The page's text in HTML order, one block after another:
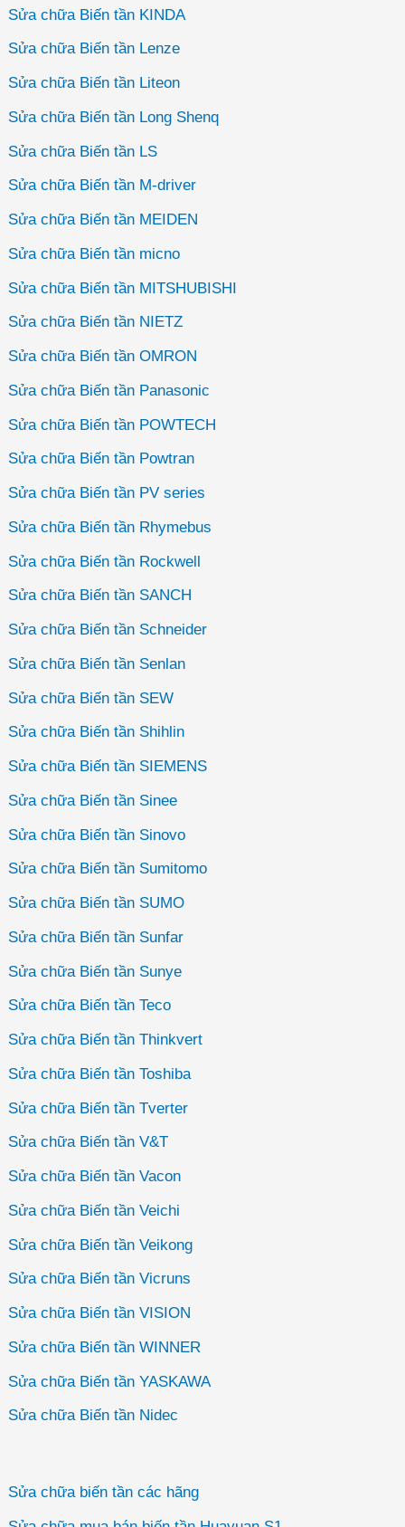
Sửa chữa Biến tần KINDA
Sửa chữa Biến tần Lenze
Sửa chữa Biến tần Liteon
Sửa chữa Biến tần Long Shenq
Sửa chữa Biến tần LS
Sửa chữa Biến tần M-driver
Sửa chữa Biến tần MEIDEN
Sửa chữa Biến tần micno
Sửa chữa Biến tần MITSHUBISHI
Sửa chữa Biến tần NIETZ
Sửa chữa Biến tần OMRON
Sửa chữa Biến tần Panasonic
Sửa chữa Biến tần POWTECH
Sửa chữa Biến tần Powtran
Sửa chữa Biến tần PV series
Sửa chữa Biến tần Rhymebus
Sửa chữa Biến tần Rockwell
Sửa chữa Biến tần SANCH
Sửa chữa Biến tần Schneider
Sửa chữa Biến tần Senlan
Sửa chữa Biến tần SEW
Sửa chữa Biến tần Shihlin
Sửa chữa Biến tần SIEMENS
Sửa chữa Biến tần Sinee
Sửa chữa Biến tần Sinovo
Sửa chữa Biến tần Sumitomo
Sửa chữa Biến tần SUMO
Sửa chữa Biến tần Sunfar
Sửa chữa Biến tần Sunye
Sửa chữa Biến tần Teco
Sửa chữa Biến tần Thinkvert
Sửa chữa Biến tần Toshiba
Sửa chữa Biến tần Tverter
Sửa chữa Biến tần V&T
Sửa chữa Biến tần Vacon
Sửa chữa Biến tần Veichi
Sửa chữa Biến tần Veikong
Sửa chữa Biến tần Vicruns
Sửa chữa Biến tần VISION
Sửa chữa Biến tần WINNER
Sửa chữa Biến tần YASKAWA
Sửa chữa Biến tần Nidec
Sửa chữa biến tần các hãng